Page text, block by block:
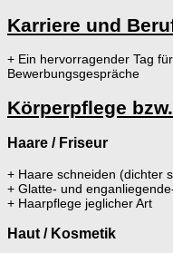
Karriere und
+ Ein hervorragender Tag
Bewerbungsgespräche
Körperpflege
Haare / Friseur
+ Haare schneiden (dichter
+ Glatte- und
+ Haarpflege jeglicher Art
Haut / Kosmetik